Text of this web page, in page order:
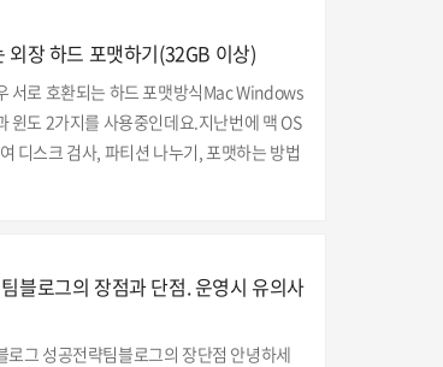
키보드입니다. ▼ 마제스터치 컨버터블2 (이
ZOOM KB-A106S - 106키 이번에 구입한
의 유무..
외장 하드 포맷하기(32GB 이상)
서로 호환되는 하드 포맷방식Mac Windows
윈도 2가지를 사용중인데요.지난번에 맥 OS
디스크 검사, 파티션 나누기, 포맷하는 방법
한 외장하드 포맷하기 여기서 말씀드리는 외
, 외장 SSD, 외장 하드 다 포함입니다. 디스
3가지 방법중 하나로 실행합니다.A. 스팟라
블로그의 장점과 단점. 운영시 유의사
로그 성공전략팀블로그의 장단점 안녕하세